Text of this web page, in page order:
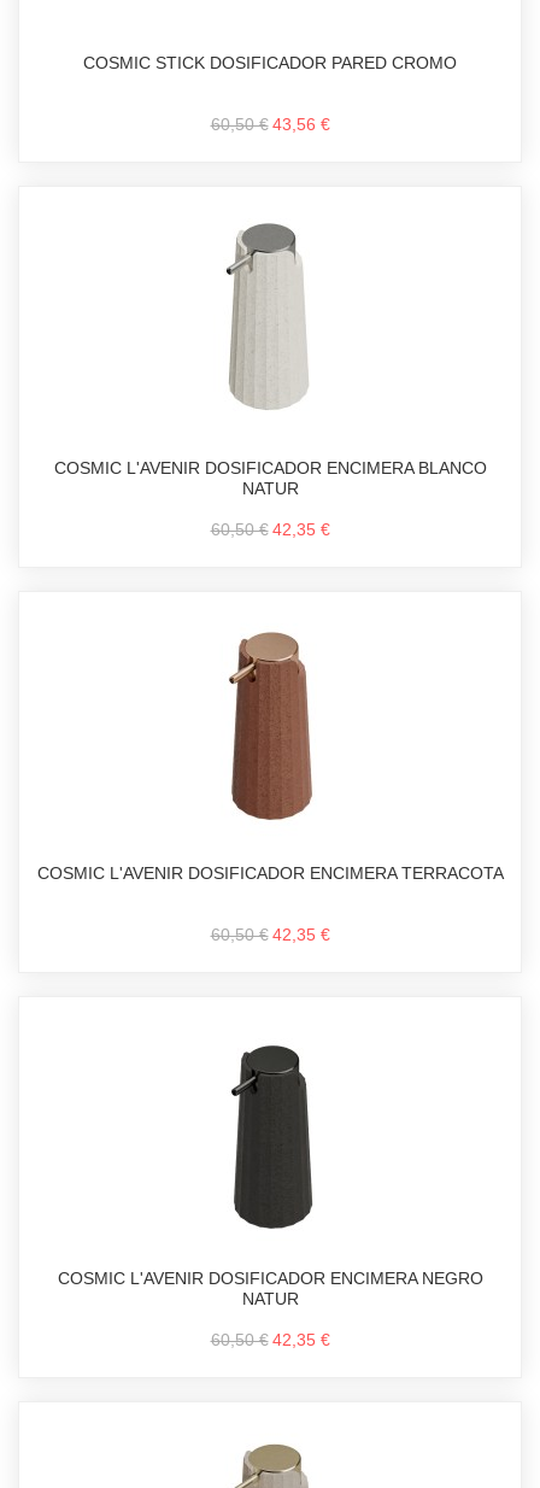
COSMIC STICK DOSIFICADOR PARED CROMO
60,50 € 43,56 €
COSMIC L'AVENIR DOSIFICADOR ENCIMERA BLANCO
NATUR
60,50 € 42,35 €
COSMIC L'AVENIR DOSIFICADOR ENCIMERA TERRACOTA
60,50 € 42,35 €
COSMIC L'AVENIR DOSIFICADOR ENCIMERA NEGRO
NATUR
60,50 € 42,35 €